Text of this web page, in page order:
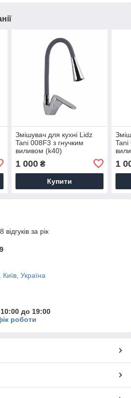
Змішувач для кухні Lidz
Tani 008F3 з гнучким
виливом (k40)
LDTAN008F3GCR39507
Chrome/Grey
1 000₴
Купити
Tani
1
за рік
Україна
до 19:00
роботи